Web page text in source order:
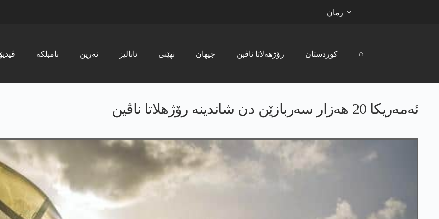
زمان
ڤیدیۆ نامیلکە نەرین ئانالیز نھێنی جیھان رۆژھەلاتا ناڤین کوردستان ⌂
ئەمەریکا 20 هەزار سەربازێن دن شاندینە رۆژهلاتا ناڤین